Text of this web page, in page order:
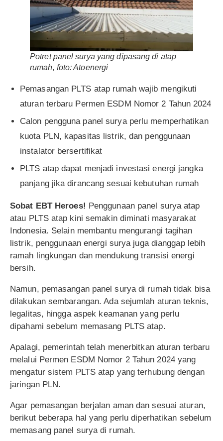
Potret panel surya yang dipasang di atap
rumah, foto: Atoenergi
Pemasangan PLTS atap rumah wajib mengikuti
aturan terbaru Permen ESDM Nomor 2 Tahun 2024
Calon pengguna panel surya perlu memperhatikan
kuota PLN, kapasitas listrik, dan penggunaan
instalator bersertifikat
PLTS atap dapat menjadi investasi energi jangka
panjang jika dirancang sesuai kebutuhan rumah
Sobat EBT Heroes! Penggunaan panel surya atap
atau PLTS atap kini semakin diminati masyarakat
Indonesia. Selain membantu mengurangi tagihan
listrik, penggunaan energi surya juga dianggap lebih
ramah lingkungan dan mendukung transisi energi
bersih.
Namun, pemasangan panel surya di rumah tidak bisa
dilakukan sembarangan. Ada sejumlah aturan teknis,
legalitas, hingga aspek keamanan yang perlu
dipahami sebelum memasang PLTS atap.
Apalagi, pemerintah telah menerbitkan aturan terbaru
melalui Permen ESDM Nomor 2 Tahun 2024 yang
mengatur sistem PLTS atap yang terhubung dengan
jaringan PLN.
Agar pemasangan berjalan aman dan sesuai aturan,
berikut beberapa hal yang perlu diperhatikan sebelum
memasang panel surya di rumah.